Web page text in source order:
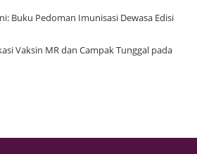
Buku Pedoman Imunisasi Dewasa Edisi
Vaksin MR dan Campak Tunggal pada